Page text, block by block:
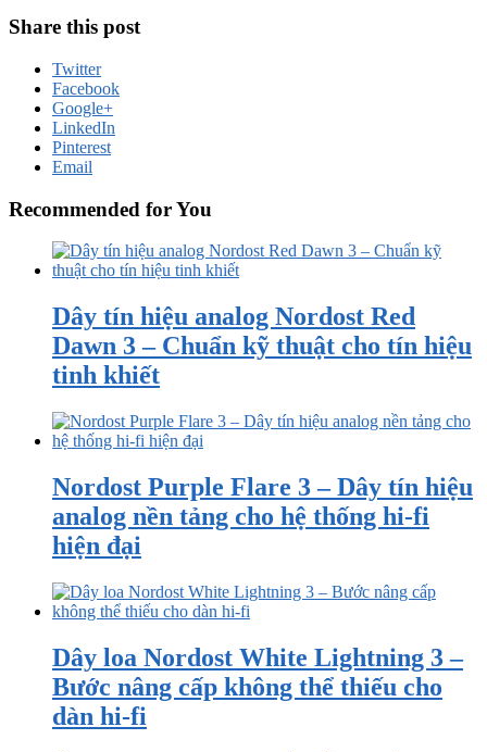
Share this post
Twitter
Facebook
Google+
LinkedIn
Pinterest
Email
Recommended for You
Dây tín hiệu analog Nordost Red
Dawn 3 – Chuẩn kỹ thuật cho tín hiệu
tinh khiết
Nordost Purple Flare 3 – Dây tín hiệu
analog nền tảng cho hệ thống hi-fi
hiện đại
Dây loa Nordost White Lightning 3 –
Bước nâng cấp không thể thiếu cho
dàn hi-fi